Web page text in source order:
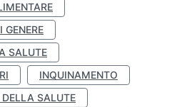
GENERE
SALUTE
INQUINAMENTO
SALUTE